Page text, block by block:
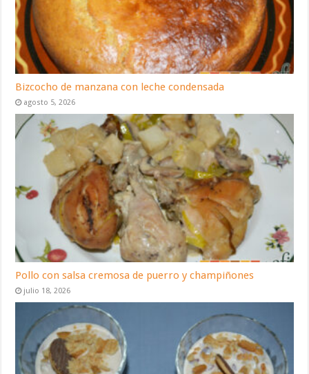
Bizcocho de manzana con leche condensada
agosto 5, 2026
Pollo con salsa cremosa de puerro y champiñones
julio 18, 2026